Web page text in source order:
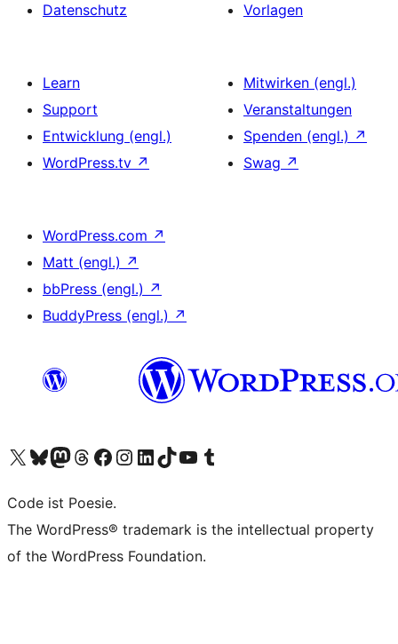
Datenschutz
Vorlagen
Learn
Support
Entwicklung (engl.)
WordPress.tv ↗
Mitwirken (engl.)
Veranstaltungen
Spenden (engl.) ↗
Swag ↗
WordPress.com ↗
Matt (engl.) ↗
bbPress (engl.) ↗
BuddyPress (engl.) ↗
Unser X-Konto (früher Twitter) besuchen
Unser Bluesky-Konto besuchen
Unser Mastodon-Konto besuchen
Unser Threads-Konto besuchen
Unsere Facebook-Seite besuchen
Unser Instagram-Konto besuchen
Unser LinkedIn-Konto besuchen
Unser TikTok-Konto besuchen
Unseren YouTube-Kanal besuchen
Unser Tumblr-Konto besuchen
Code ist Poesie.
The WordPress® trademark is the intellectual property
of the WordPress Foundation.